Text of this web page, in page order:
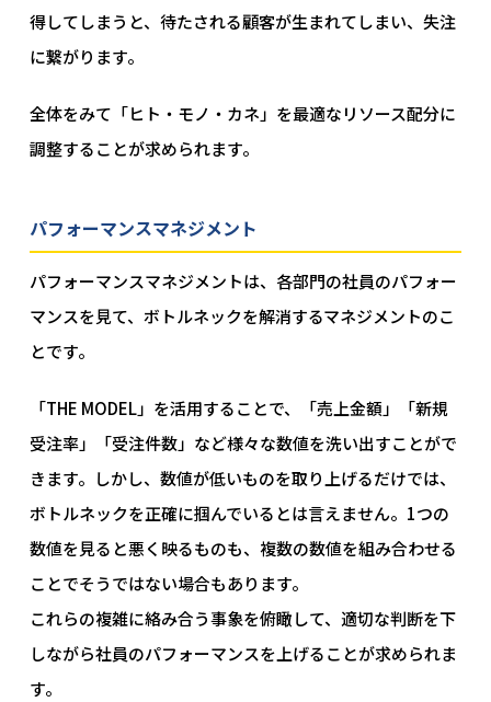
得してしまうと、待たされる顧客が生まれてしまい、失注
に繋がります。
全体をみて「ヒト・モノ・カネ」を最適なリソース配分に
調整することが求められます。
パフォーマンスマネジメント
パフォーマンスマネジメントは、各部門の社員のパフォー
マンスを見て、ボトルネックを解消するマネジメントのこ
とです。
「THE MODEL」を活用することで、「売上金額」「新規
受注率」「受注件数」など様々な数値を洗い出すことがで
きます。しかし、数値が低いものを取り上げるだけでは、
ボトルネックを正確に掴んでいるとは言えません。1つの
数値を見ると悪く映るものも、複数の数値を組み合わせる
ことでそうではない場合もあります。
これらの複雑に絡み合う事象を俯瞰して、適切な判断を下
しながら社員のパフォーマンスを上げることが求められま
す。